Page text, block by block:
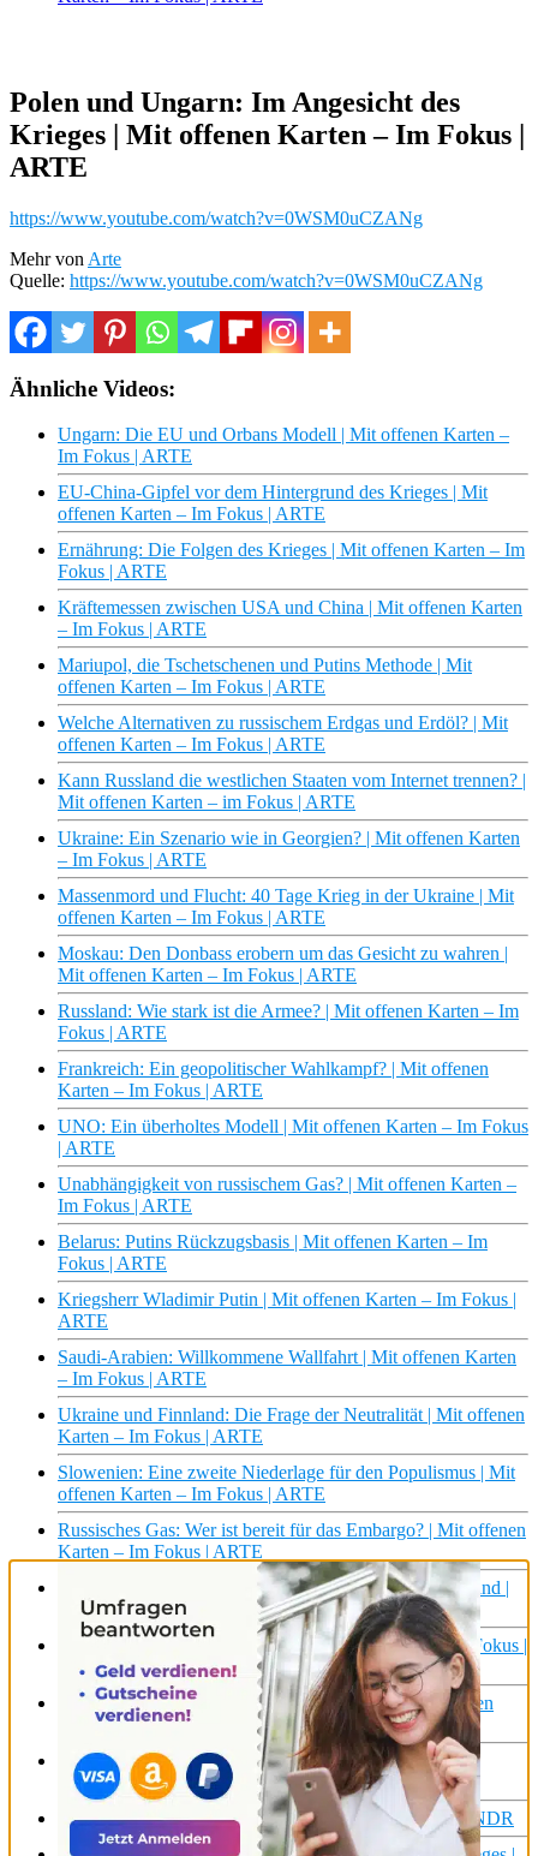
Polen und Ungarn: Im Angesicht des
Krieges | Mit offenen Karten – Im Fokus |
ARTE
https://www.youtube.com/watch?v=0WSM0uCZANg
Mehr von Arte
Quelle: https://www.youtube.com/watch?v=0WSM0uCZANg
Ähnliche Videos:
Ungarn: Die EU und Orbans Modell | Mit offenen Karten –
Im Fokus | ARTE
EU-China-Gipfel vor dem Hintergrund des Krieges | Mit
offenen Karten – Im Fokus | ARTE
Ernährung: Die Folgen des Krieges | Mit offenen Karten – Im
Fokus | ARTE
Kräftemessen zwischen USA und China | Mit offenen Karten
– Im Fokus | ARTE
Mariupol, die Tschetschenen und Putins Methode | Mit
offenen Karten – Im Fokus | ARTE
Welche Alternativen zu russischem Erdgas und Erdöl? | Mit
offenen Karten – Im Fokus | ARTE
Kann Russland die westlichen Staaten vom Internet trennen? |
Mit offenen Karten – im Fokus | ARTE
Ukraine: Ein Szenario wie in Georgien? | Mit offenen Karten
– Im Fokus | ARTE
Massenmord und Flucht: 40 Tage Krieg in der Ukraine | Mit
offenen Karten – Im Fokus | ARTE
Moskau: Den Donbass erobern um das Gesicht zu wahren |
Mit offenen Karten – Im Fokus | ARTE
Russland: Wie stark ist die Armee? | Mit offenen Karten – Im
Fokus | ARTE
Frankreich: Ein geopolitischer Wahlkampf? | Mit offenen
Karten – Im Fokus | ARTE
UNO: Ein überholtes Modell | Mit offenen Karten – Im Fokus
| ARTE
Unabhängigkeit von russischem Gas? | Mit offenen Karten –
Im Fokus | ARTE
Belarus: Putins Rückzugsbasis | Mit offenen Karten – Im
Fokus | ARTE
Kriegsherr Wladimir Putin | Mit offenen Karten – Im Fokus |
ARTE
Saudi-Arabien: Willkommene Wallfahrt | Mit offenen Karten
– Im Fokus | ARTE
Ukraine und Finnland: Die Frage der Neutralität | Mit offenen
Karten – Im Fokus | ARTE
Slowenien: Eine zweite Niederlage für den Populismus | Mit
offenen Karten – Im Fokus | ARTE
Russisches Gas: Wer ist bereit für das Embargo? | Mit offenen
Karten – Im Fokus | ARTE
Xi Jinping und Corona: Chinas Regime auf dem Prüfstand |
Mit offenen Karten – Im Fokus | ARTE
Ukraine: Davor und danach | Mit offenen Karten – Im Fokus |
ARTE
Indonesien – Inselstaat mit großem Potential | Mit offenen
Karten | ARTE
Im Schatten des Ukraine-Krieges: Ehem. Helfer der
Deutschen im Visier der TALIBAN I frontal
Ukraine: Eine Fahrt an den Rand des Krieges | Doku | NDR